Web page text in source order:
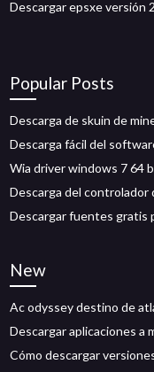
Descargar epsxe versión
Popular Posts
Descarga de skuin de
Descarga fácil del
Wia driver windows 7 64
Descarga del controlador
Descargar fuentes gratis
New
Ac odyssey destino de
Descargar aplicaciones a
Cómo descargar